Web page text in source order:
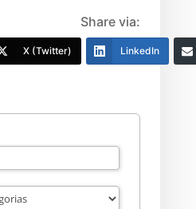
Share via:
X (Twitter) LinkedIn